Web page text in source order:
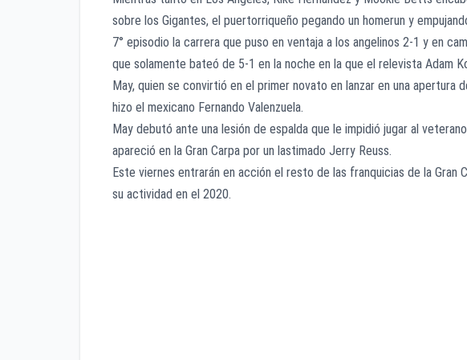
sobre los Gigantes, el puertorriqueño pegando un homerun y
7° episodio la carrera que puso en ventaja a los angelinos 2-1 y en
que solamente bateó de 5-1 en la noche en la que el relevista Adam
May, quien se convirtió en el primer novato en lanzar en una apertura
hizo el mexicano Fernando Valenzuela.
May debutó ante una lesión de espalda que le impidió jugar al
apareció en la Gran Carpa por un lastimado Jerry Reuss.
Este viernes entrarán en acción el resto de las franquicias de la
su actividad en el 2020.